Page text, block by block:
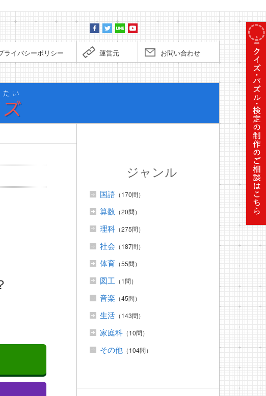
ライバシーポリシー 運営元 お問い合わせ
ぼくだ
ジャンル
国語 （170問）
算数 （20問）
理科 （275問）
社会 （187問）
体育 （55問）
図工 （1問）
音楽 （45問）
生活 （143問）
家庭科 （10問）
その他 （104問）